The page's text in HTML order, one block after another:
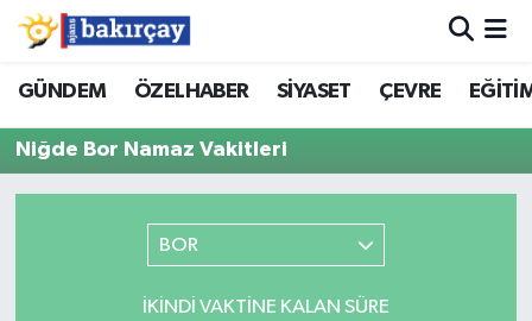
GÜNDEM ÖZELHABER SİYASET ÇEVRE
Niğde Bor Namaz Vakitleri
BOR
İKINDI VAKTINE KALAN SÜRE
İzmir Nöbetçi Eczaneler
İzmir Hava Durumu
İzmir Trafik Yoğunluk Haritası